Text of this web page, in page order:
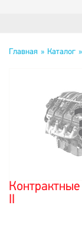
Главная Каталог
II